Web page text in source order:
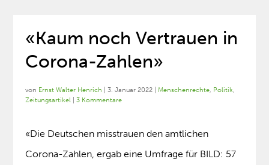
«Kaum noch Vertrauen in
Corona-Zahlen»
von Ernst Walter Henrich |3. Januar 2022 Menschenrechte, Politik,
Zeitungsartikel |3 Kommentare
«Die Deutschen misstrauen den amtlichen
Corona-Zahlen, ergab eine Umfrage für BILD: 57